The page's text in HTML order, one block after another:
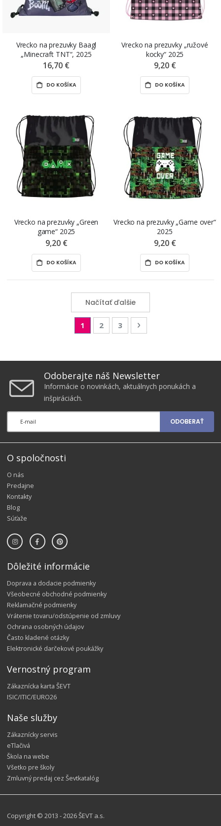
Vrecko na prezuvky Baagl
„Minecraft TNT“, 2025
16,70 €
DO KOŠÍKA
Vrecko na prezuvky „ružové
kocky“ 2025
9,20 €
DO KOŠÍKA
Vrecko na prezuvky „Green
game“ 2025
9,20 €
DO KOŠÍKA
Vrecko na prezuvky „Game over“
2025
9,20 €
DO KOŠÍKA
Načítať ďalšie
PageYou're currently reading page
1 Page
2 Page
3 Page
Nasledujúca
Odoberajte náš Newsletter
Informácie o novinkách, aktuálnych ponukách a
inšpiráciách.
ODOBERAŤ
O spoločnosti
O nás
Predajne
Kontakty
Blog
Súťaže
Dôležité informácie
Doprava a dodacie podmienky
Všeobecné obchodné podmienky
Reklamačné podmienky
Vrátenie tovaru/odstúpenie od zmluvy
Ochrana osobných údajov
Často kladené otázky
Elektronické darčekové poukážky
Vernostný program
Zákaznícka karta ŠEVT
ISIC/ITIC/EURO26
Naše služby
Zákaznícky servis
eTlačivá
Škola na webe
Všetko pre školy
Zmluvný predaj cez Ševtkatalóg
Copyright © 2013 - 2026 ŠEVT a.s.